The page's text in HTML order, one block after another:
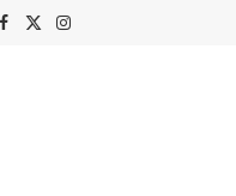
Facebook
X
Instagram